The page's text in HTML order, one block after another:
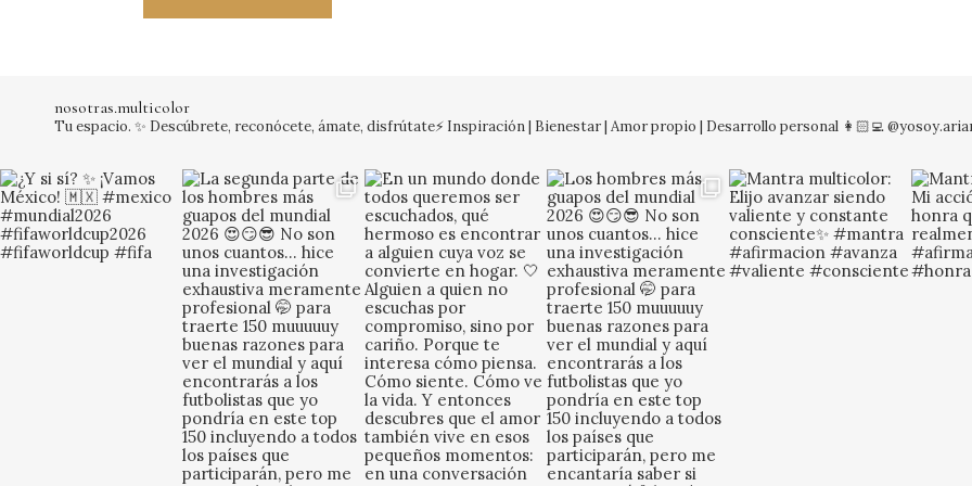
nosotras.multicolor
Tu espacio. ✨ Descúbrete, reconócete, ámate, disfrútate⚡️ Inspiración | Bienestar | Amor propio | Desarrollo personal 👩🏻‍💻